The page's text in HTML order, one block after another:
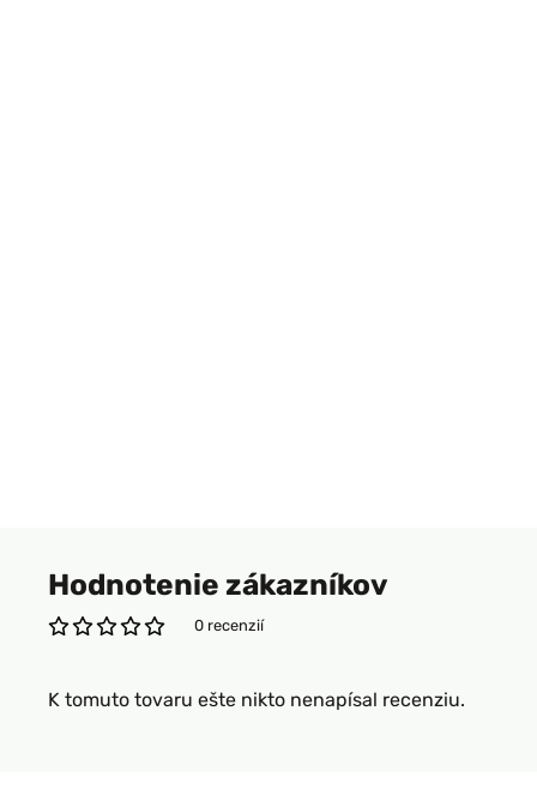
Hodnotenie zákazníkov
0 recenzií
K tomuto tovaru ešte nikto nenapísal recenziu.